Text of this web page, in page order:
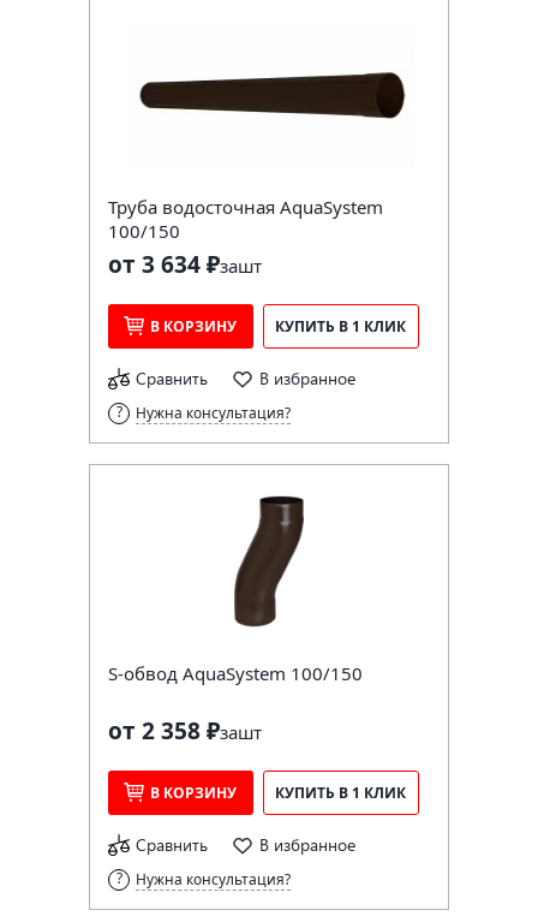
Труба водосточная AquaSystem
100/150
от 3 634 ₽зашт
В КОРЗИНУ КУПИТЬ В 1 КЛИК
Сравнить В избранное
Нужна консультация?
S-обвод AquaSystem 100/150
от 2 358 ₽зашт
В КОРЗИНУ КУПИТЬ В 1 КЛИК
Сравнить В избранное
Нужна консультация?